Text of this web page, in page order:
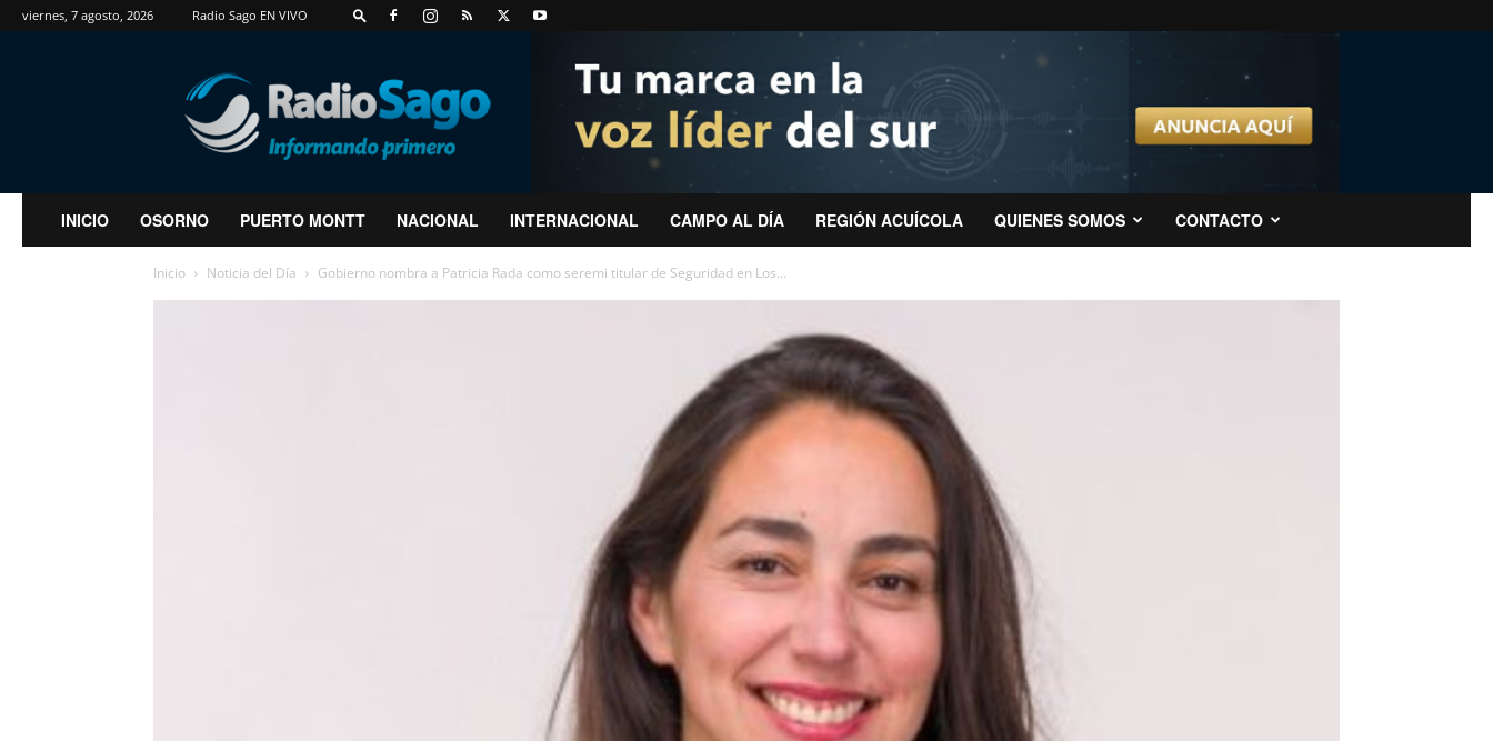
viernes, 7 agosto, 2026 Radio Sago EN VIVO
RadioSago
INICIO OSORNO PUERTO MONTT NACIONAL INTERNACIONAL CAMPO AL DÍA REGIÓN ACUÍCOLA QUIENES SOMOS CONTACTO
Inicio Noticia del Día Gobierno nombra a Patricia Rada como seremi titular de Seguridad en Los...